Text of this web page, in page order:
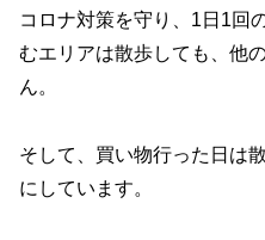
コロナ対策を守り、1日1回
むエリアは散歩しても、他
ん。
そして、買い物行った日は
にしています。